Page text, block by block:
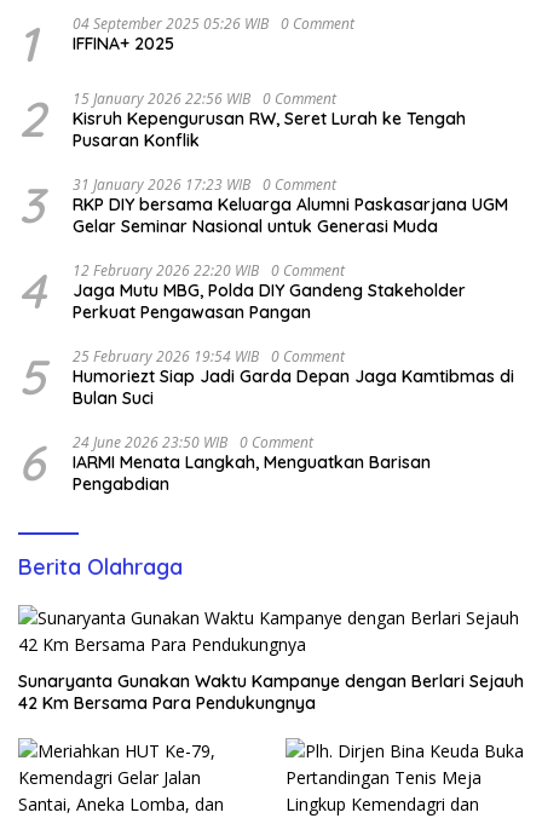
1 04 September 2025 05:26 WIB 0 Comment
IFFINA+ 2025
2 15 January 2026 22:56 WIB 0 Comment
Kisruh Kepengurusan RW, Seret Lurah ke Tengah
Pusaran Konflik
3 31 January 2026 17:23 WIB 0 Comment
RKP DIY bersama Keluarga Alumni Paskasarjana UGM
Gelar Seminar Nasional untuk Generasi Muda
4 12 February 2026 22:20 WIB 0 Comment
Jaga Mutu MBG, Polda DIY Gandeng Stakeholder
Perkuat Pengawasan Pangan
5 25 February 2026 19:54 WIB 0 Comment
Humoriezt Siap Jadi Garda Depan Jaga Kamtibmas di
Bulan Suci
6 24 June 2026 23:50 WIB 0 Comment
IARMI Menata Langkah, Menguatkan Barisan
Pengabdian
Berita Olahraga
Sunaryanta Gunakan Waktu Kampanye dengan Berlari Sejauh
42 Km Bersama Para Pendukungnya